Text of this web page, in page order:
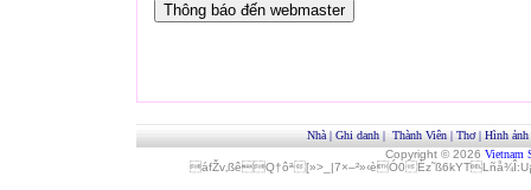
Nhà | Ghi danh | Thành Viên | Thơ| Hình ảnh
Copyright © 2026 Vietnam
áfŽv‚ßêQ†ôª[»>_|7×–²»‹èÓ0